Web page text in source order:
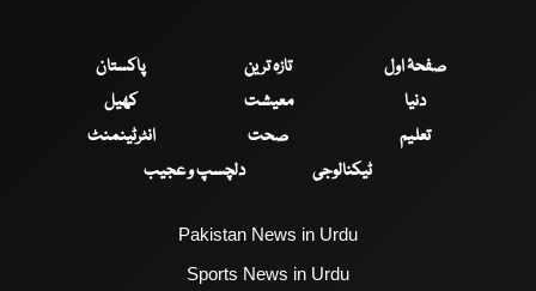
صفحۂ اول تازہ ترین
پاکستان
دنیا
معیشت
کھیل
تعلیم
صحت
انٹرٹینمنٹ
ٹیکنالوجی
دلچسپ و عجیب
Pakistan News in Urdu
Sports News in Urdu